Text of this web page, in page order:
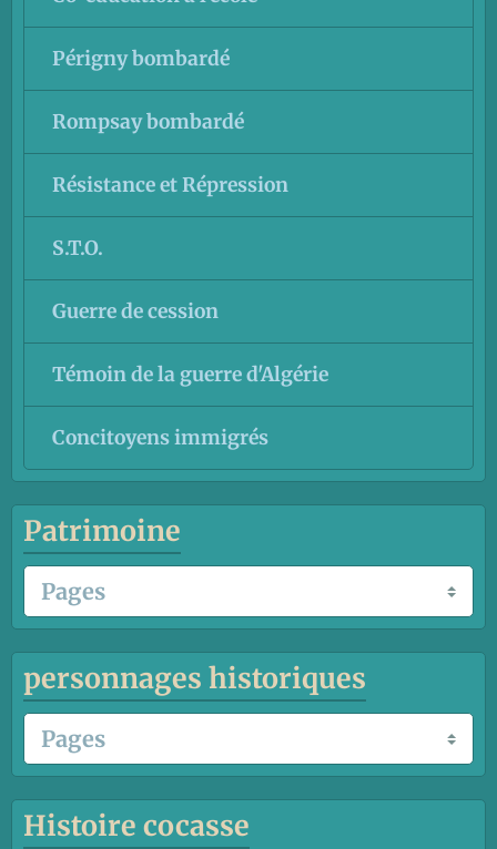
Périgny bombardé
Rompsay bombardé
Résistance et Répression
S.T.O.
Guerre de cession
Témoin de la guerre d'Algérie
Concitoyens immigrés
Patrimoine
personnages historiques
Histoire cocasse